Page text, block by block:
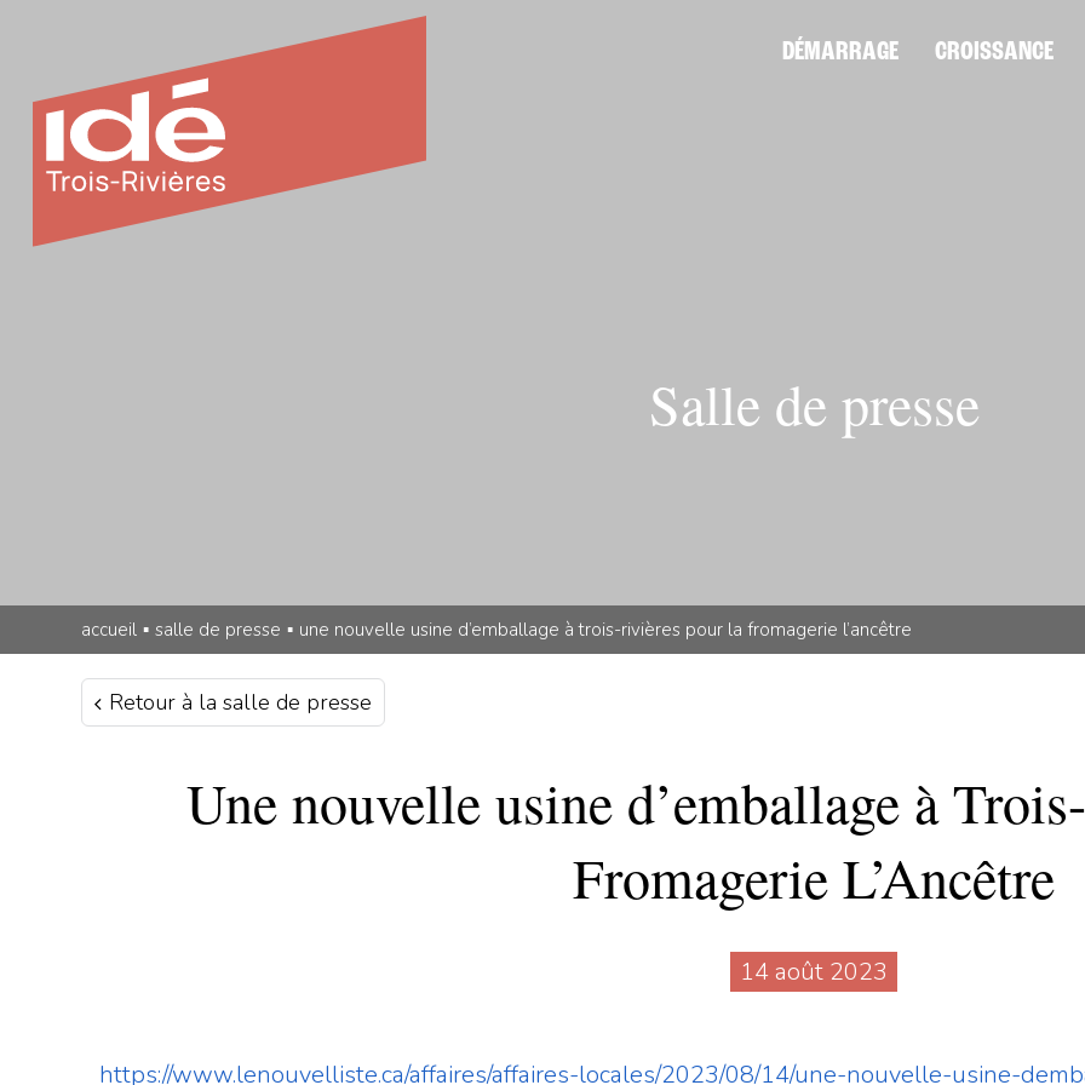
DÉMARRAGE CROISSANCE
Salle de presse
accueil ▪ salle de presse ▪ une nouvelle usine d’emballage à trois-rivières pour la fromagerie l’ancêtre
Retour à la salle de presse
Une nouvelle usine d’emballage à
Fromagerie L’Ancêtre
14 août 2023
https://www.lenouvelliste.ca/affaires/affaires-locales/2023/08/14/une-nouvelle-usine-